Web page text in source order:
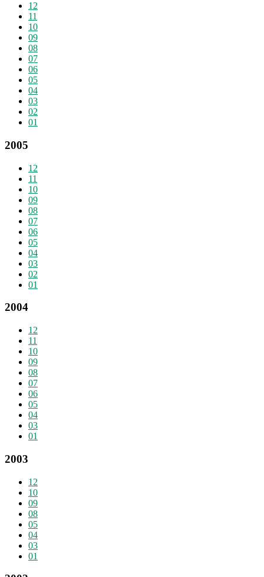
12
11
10
09
08
07
06
05
04
03
02
01
2005
12
11
10
09
08
07
06
05
04
03
02
01
2004
12
11
10
09
08
07
06
05
04
03
01
2003
12
10
09
08
05
04
03
01